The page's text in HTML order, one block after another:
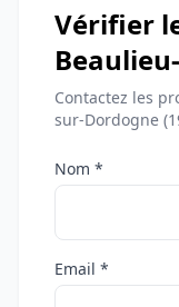
Vérifier
Contactez les
sur-Dordogne
Nom *
Email *